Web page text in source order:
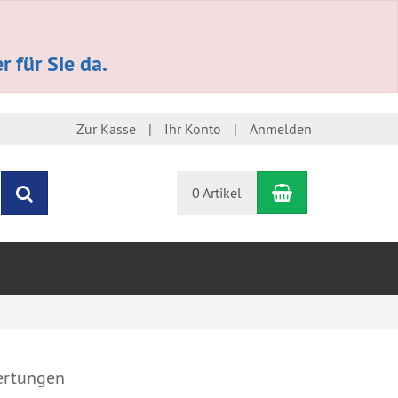
für Sie da.
Zur Kasse Ihr Konto Anmelden
0 Artikel Warenkorb